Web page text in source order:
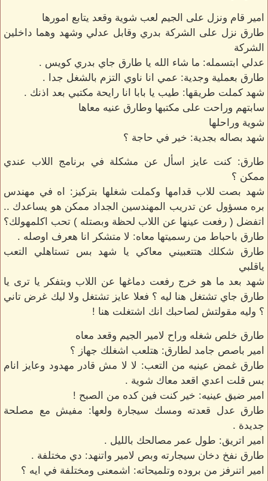
امير قام ونزل على الجيم لعب شوية وقعد يتابع امورها
طارق نزل على الشركة بدري وقابل عدلي وشهد وهما داخلين
الشركة
عدلي ابتسمله: ما شاء الله يا طارق جاي بدري كويس .
طارق بعملية وجدية: عمي انا ناوي التزم بالشغل جدا .
شهد كملت طريقها: طيب يا بابا انا رايحة مكتبي بعد اذنك .
سابتهم وراحت على مكتبها وطارق عنيه معاها
شوية وراحلها
شهد بصاله بجدية: خير في حاجة ؟
طارق: كنت عايز اسأل عن مشكلة في برنامج اللاب عندي
ممكن ؟
شهد بصت للاب قدامها وكملت شغلها بتركيز: اه في مهندس
بره مسؤول عن تدريب المهندسين الجداد ممكن هو يساعدك ..
اتفضل ( رفعت عينها عن اللاب لحظة وبصتله ) تحب اكلمهولك؟
طارق باحباط من رسميتها معاه: لا متشكر انا هعرف اوصله .
طارق شكلك هتتعبيني معاكي يا شهد بس تستاهلي التعب
ياقلبي
شهد بعد ما هو خرج رفعت دماغها عن اللاب وبتفكر يا ترى يا
طارق جاي تشتغل هنا ليه ؟ فعلا عايز تشتغل ولا ليك غرض تاني
؟ وليه مقولتش لصاحبك انك اشتغلت هنا !
طارق خلص شغله وراح لامير الجيم وقعد معاه
امير باصص جامد لطارق: هتلعب اشغلك جهاز ؟
طارق غمض عينيه من التعب: لا لا مش قادر مهدود وعايز انام
بس قلت اعدي اقعد معاك شوية .
امير ضيق عينيه: خير كنت فين كده من الصبح !
طارق عدل قعدته ومسك سيجارة ولعها: مفيش مع مصلحة
جديدة .
امير اتريق: طول عمر مصالحك بالليل .
طارق نفخ دخان سيجارته وبص لامير واتنهد: دي مختلفة .
امير اتنرفز من بروده وتلميحاته: اشمعنى ومختلفة في ايه ؟